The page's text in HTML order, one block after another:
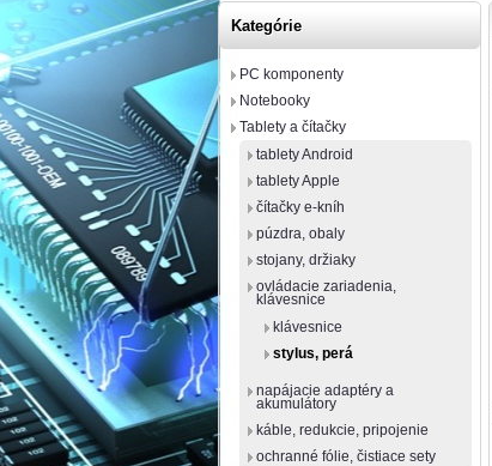
Kategórie
PC komponenty
Notebooky
Tablety a čítačky
tablety Android
tablety Apple
čítačky e-kníh
púzdra, obaly
stojany, držiaky
ovládacie zariadenia,
klávesnice
klávesnice
stylus, perá
napájacie adaptéry a
akumulátory
káble, redukcie, pripojenie
ochranné fólie, čistiace sety